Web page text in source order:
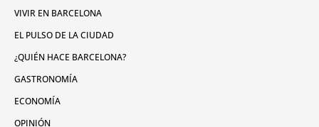
VIVIR EN BARCELONA
EL PULSO DE LA CIUDAD
¿QUIÉN HACE BARCELONA?
GASTRONOMÍA
ECONOMÍA
OPINIÓN